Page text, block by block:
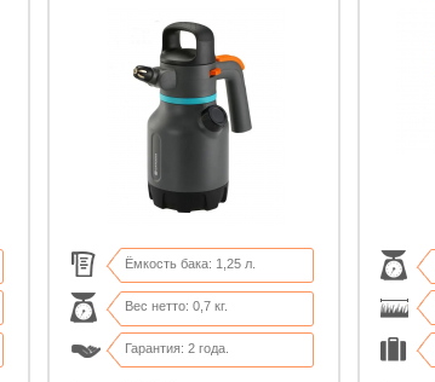
Ёмкость бака: 1,25 л.
Вес нетто: 0,7 кг.
Гарантия: 2 года.